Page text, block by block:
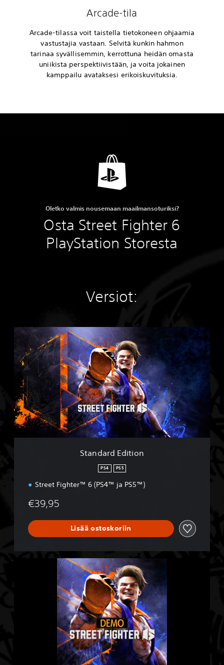
Arcade-tila
Arcade-tilassa voit taistella tietokoneen ohjaamia
vastustajia vastaan. Selvitä kunkin hahmon
tarinaa syvällisemmin, kerrottuna heidän omasta
uniikista perspektiivistään, ja voita jokainen
kamppailu avataksesi erikoiskuvituksia.
Oletko valmis nousemaan maailmansoturiksi?
Osta Street Fighter 6
PlayStation Storesta
Versiot:
S
a
d
E
d
i
t
Standard Edition
PS4 PS5
Street Fighter™ 6 (PS4™ ja PS5™)
€39,95
Lisää ostoskoriin